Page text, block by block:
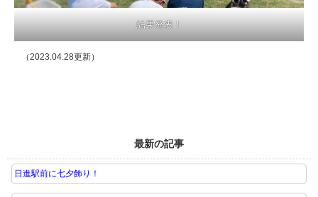
結果発表！
（2023.04.28更新）
最新の記事
日進駅前に七夕飾り！